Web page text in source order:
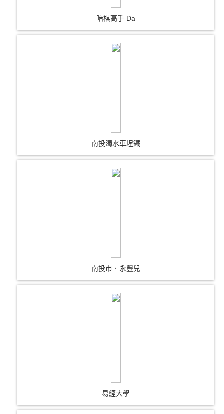
暗棋高手 Da
南投濁水車埕鐵
南投市．永豐兒
易經大學